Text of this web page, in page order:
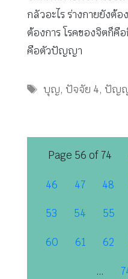
กลัวอะไร ร่างกายยังต้อ
ต้องการ โรคของจิตก็คื
คือตัวปัญญา
Tags
บุญ, ปัจจัย 4, ปัญ
Page 56 of 74
46 47 48
53 54 55
60 61 62
…